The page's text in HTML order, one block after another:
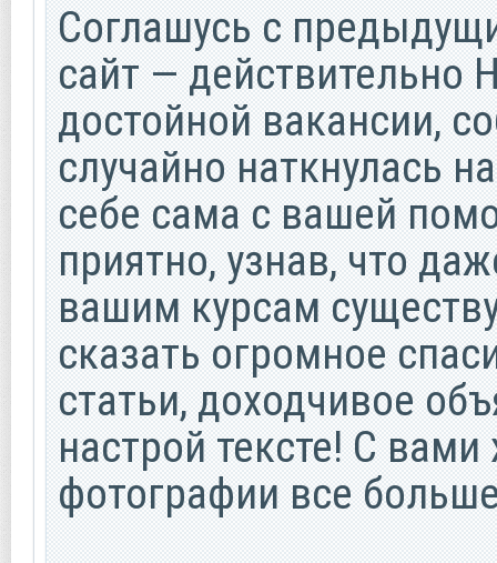
Соглашусь с
сайт —
достойной вакансии,
случайно наткнулась
себе сама с вашей
приятно, узнав, что
вашим курсам
сказать огромное
статьи, доходчивое
настрой тексте! С
фотографии все